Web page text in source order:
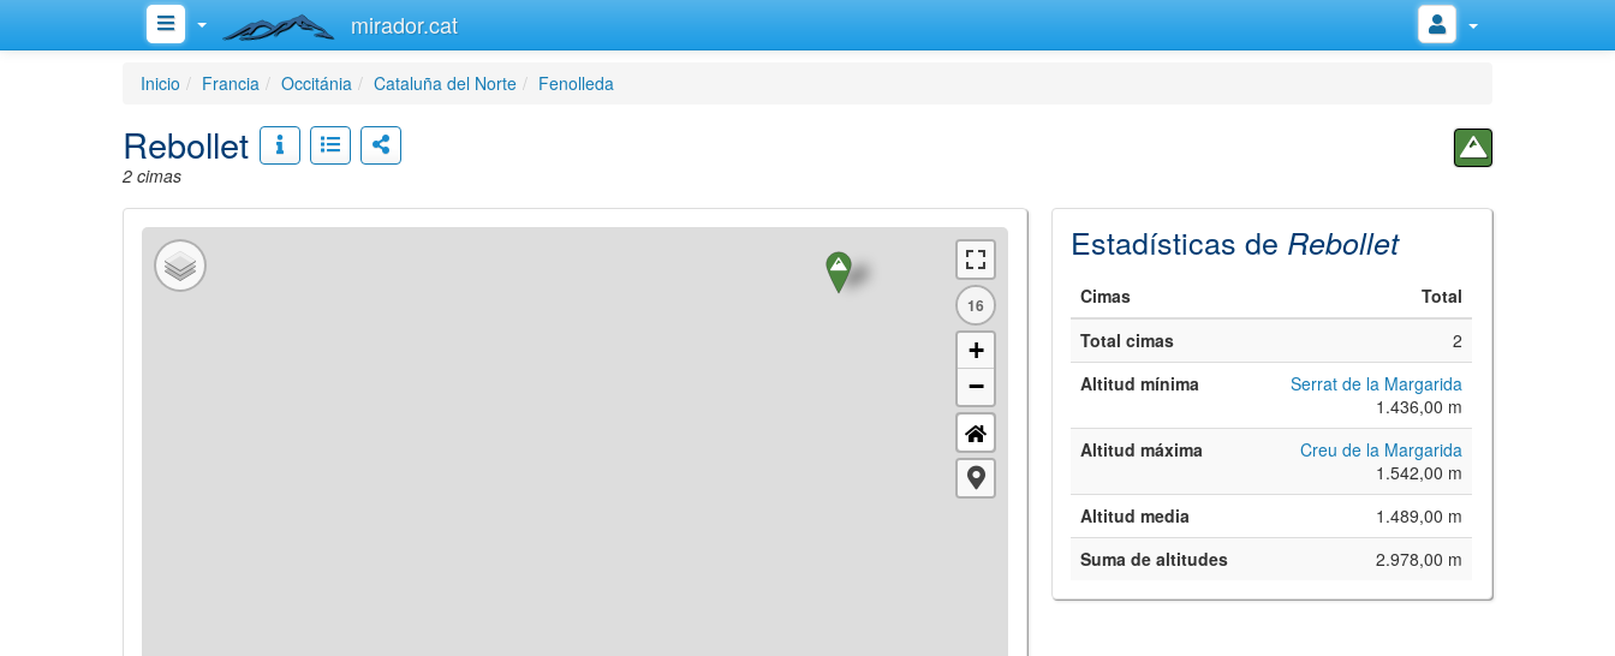
mirador.cat
Inicio Francia Occitánia Cataluña del Norte Fenolleda
Rebollet
2 cimas
16
+
−
Estadísticas de Rebollet
Cimas
Total
Total cimas
2
Altitud mínima
Serrat de la Margarida
1.436,00 m
Altitud máxima
Creu de la Margarida
1.542,00 m
Altitud media
1.489,00 m
Suma de altitudes
2.978,00 m